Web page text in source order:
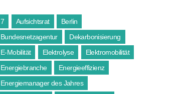
7 Aufsichtsrat
Berlin
Bundesnetzagentur
Dekarbonisierung
E-Mobilität
Elektrolyse
Elektromobilität
Energiebranche
Energieeffizienz
Energiemanager des Jahres